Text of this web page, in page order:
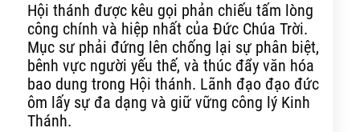
Hội thánh được kêu gọi phản chiếu tấm lòng
công chính và hiệp nhất của Đức Chúa Trời.
Mục sư phải đứng lên chống lại sự phân biệt,
bênh vực người yếu thế, và thúc đẩy văn hóa
bao dung trong Hội thánh. Lãnh đạo đạo đức
ôm lấy sự đa dạng và giữ vững công lý Kinh
Thánh.